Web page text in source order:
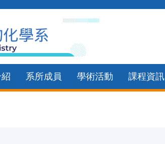
系所成員 學術活動 課程資訊